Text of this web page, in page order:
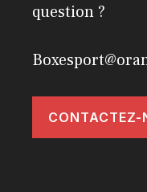
question ?
CONTACTEZ-